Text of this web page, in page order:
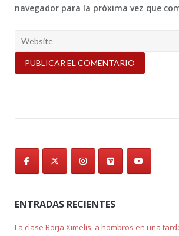
navegador para la próxima vez que
ENTRADAS RECIENTES
La clase Borja Ximelis, a hombros en una